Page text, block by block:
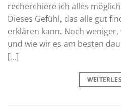
recherchiere ich alles
Dieses Gefühl, das alle gut
erklären kann. Noch
und wie wir es am besten
[…]